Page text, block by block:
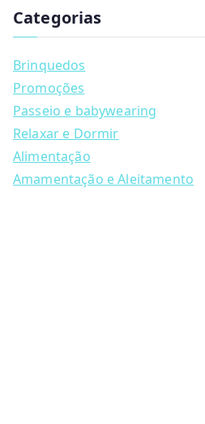
s
s
a
r
c
h
Categorias
Brinquedos
Promoções
Passeio e babywearing
Relaxar e Dormir
Alimentação
Amamentação e Aleitamento